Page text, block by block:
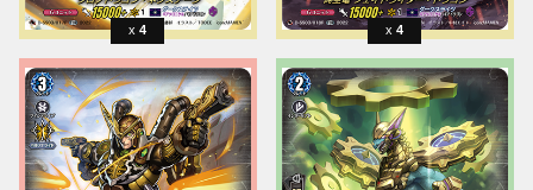
4 4